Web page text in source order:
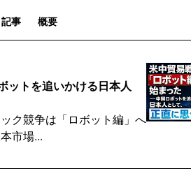
「この数年来ほぼ全部門が好況に
す。「JAPAN AS No.1」という
し寄せた日本人観光客がグッチ、
って買う現場を私は何度か見てい
普通に買えるようになりパリ本店の
が全売上高の４割くらいを占めた
人のそれでした。
記事 概要
ットを追いかける日本人
ク競争は「ロボット編」へ
市場...